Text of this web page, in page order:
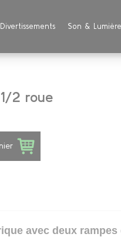
Divertissements Son &
2 roue
avec deux